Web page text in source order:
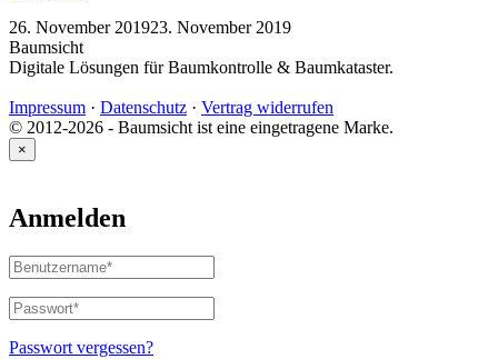
26. November 201923. November 2019
Baumsicht
Digitale Lösungen für Baumkontrolle & Baumkataster.
Impressum · Datenschutz · Vertrag widerrufen
© 2012-2026 - Baumsicht ist eine eingetragene Marke.
×
Anmelden
Benutzername
oder
E-
Mail-
Adresse*
Passwort*
Erforderlich
Passwort vergessen?